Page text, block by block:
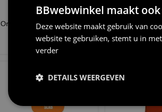
Oranje shirtje voor het EK WK
Duitse tekst Grappig
€ 22,95
Oranje hoodie
de kleuren
BBwebwinkel maakt
Deze website maakt gebruik van
website te gebruiken, stemt u in
verder
DETAILS WEERGEVEN